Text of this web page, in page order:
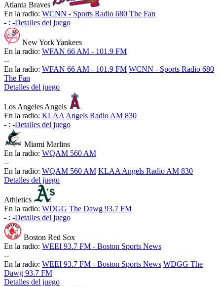
Atlanta Braves
En la radio: WCNN - Sports Radio 680 The Fan
- : -Detalles del juego
New York Yankees
En la radio: WFAN 66 AM - 101.9 FM
--
En la radio: WFAN 66 AM - 101.9 FM WCNN - Sports Radio 680
The Fan
Detalles del juego
Los Angeles Angels
En la radio: KLAA Angels Radio AM 830
- : -Detalles del juego
Miami Marlins
En la radio: WQAM 560 AM
--
En la radio: WQAM 560 AM KLAA Angels Radio AM 830
Detalles del juego
Athletics
En la radio: WDGG The Dawg 93.7 FM
- : -Detalles del juego
Boston Red Sox
En la radio: WEEI 93.7 FM - Boston Sports News
--
En la radio: WEEI 93.7 FM - Boston Sports News WDGG The
Dawg 93.7 FM
Detalles del juego